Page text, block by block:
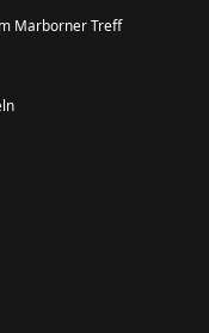
Marborner Treff